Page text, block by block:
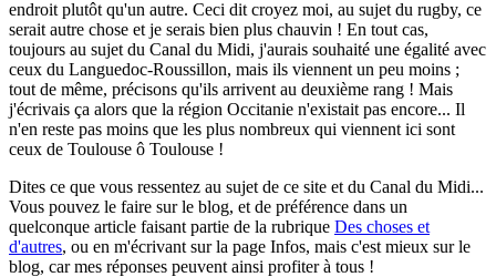
endroit plutôt qu'un autre. Ceci dit croyez moi, au sujet du rugby, ce
serait autre chose et je serais bien plus chauvin ! En tout cas,
toujours au sujet du Canal du Midi, j'aurais souhaité une égalité avec
ceux du Languedoc-Roussillon, mais ils viennent un peu moins ;
tout de même, précisons qu'ils arrivent au deuxième rang ! Mais
j'écrivais ça alors que la région Occitanie n'existait pas encore... Il
n'en reste pas moins que les plus nombreux qui viennent ici sont
ceux de Toulouse ô Toulouse !
Dites ce que vous ressentez au sujet de ce site et du Canal du Midi...
Vous pouvez le faire sur le blog, et de préférence dans un
quelconque article faisant partie de la rubrique Des choses et
d'autres, ou en m'écrivant sur la page Infos, mais c'est mieux sur le
blog, car mes réponses peuvent ainsi profiter à tous !